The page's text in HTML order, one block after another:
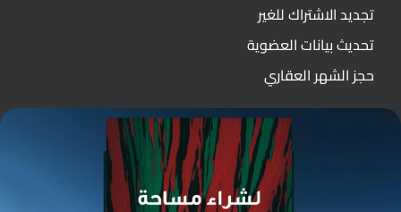
تجديد الاشتراك للغير
تحديث بيانات العضوية
حجز الشهر العقاري